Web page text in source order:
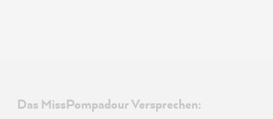
Das MissPompadour Versprechen: